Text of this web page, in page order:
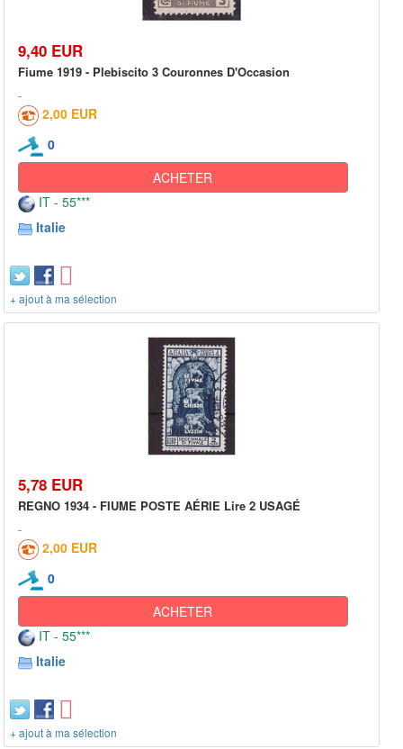
9,40 EUR
Fiume 1919 - Plebiscito 3 Couronnes D'Occasion
2,00 EUR
0
ACHETER
IT - 55***
Italie
+ ajout à ma sélection
5,78 EUR
REGNO 1934 - FIUME POSTE AÉRIE Lire 2 USAGÉ
2,00 EUR
0
ACHETER
IT - 55***
Italie
+ ajout à ma sélection